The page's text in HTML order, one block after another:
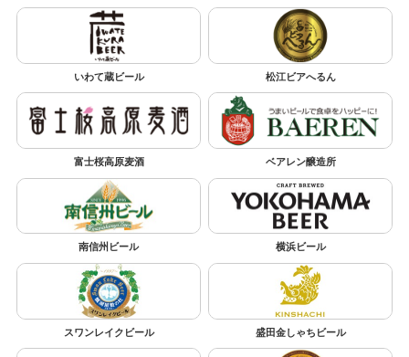
いわて蔵ビール 松江ビアへるん
富士桜高原麦酒 ベアレン醸造所
南信州ビール 横浜ビール
スワンレイクビール 盛田金しゃちビール